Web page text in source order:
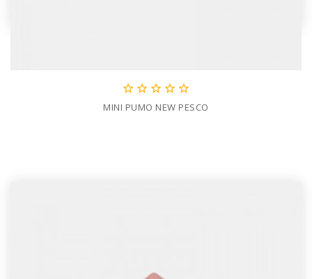
    
MINI PUMO NEW PESCO